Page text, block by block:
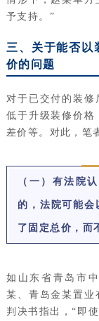
予支持。”
三、关于能否以
价的问题
对于已交付的装
低于升级装修价格
差价等。对此，笔
（一）有法院
的，法院可能会
了固定总价，而
如山东省青岛市
某、青岛金某置业
判决书指出，“即